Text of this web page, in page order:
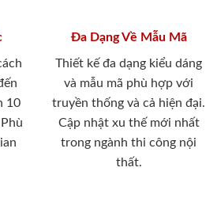
10
Đa Dạng Về Mẫu Mã
Thiết kế đa dạng kiểu dáng
và mẫu mã phù hợp với
truyền thống và cả hiện đại.
Cập nhật xu thế mới nhất
trong ngành thi công nội
thất.